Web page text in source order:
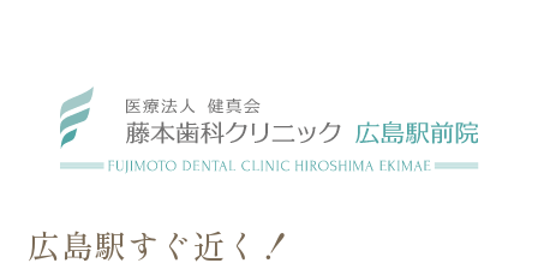
広島駅すぐ近く！